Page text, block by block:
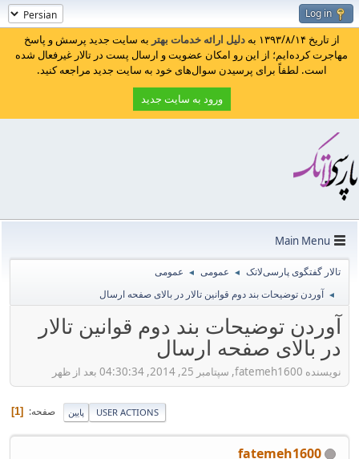
Log in
از تاریخ ۱۳۹۳/۸/۱۴ به دلیل ارائه خدمات بهتر به سایت جدید پرسش و پاسخ
مهاجرت کرده‌ایم؛ از این رو امکان عضویت و ارسال پست در تالار غیرفعال شده
است. لطفاً برای پرسیدن سوال‌های خود به سایت جدید مراجعه کنید.
ورود به سایت جدید
Main Menu
تالار گفتگوی پارسی‌لاتک ◄ عمومی ◄ عمومی
◄ آوردن توضیحات بند دوم قوانین تالار در بالای صفحه ارسال
آوردن توضیحات بند دوم قوانین تالار
در بالای صفحه ارسال
نویسنده fatemeh1600, سپتامبر 25, 2014, 04:30:34 بعد از ظهر
پایین صفحه 1 USER ACTIONS
fatemeh1600